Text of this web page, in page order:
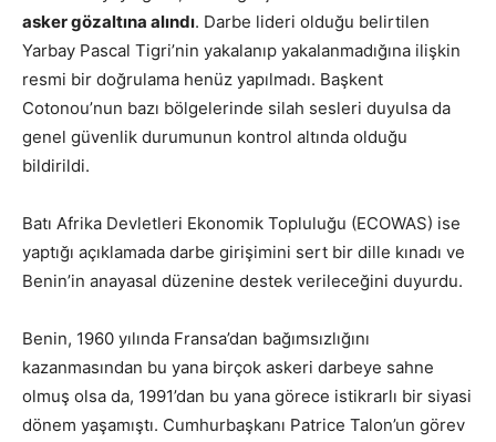
asker gözaltına alındı. Darbe lideri olduğu belirtilen
Yarbay Pascal Tigri’nin yakalanıp yakalanmadığına ilişkin
resmi bir doğrulama henüz yapılmadı. Başkent
Cotonou’nun bazı bölgelerinde silah sesleri duyulsa da
genel güvenlik durumunun kontrol altında olduğu
bildirildi.
Batı Afrika Devletleri Ekonomik Topluluğu (ECOWAS) ise
yaptığı açıklamada darbe girişimini sert bir dille kınadı ve
Benin’in anayasal düzenine destek verileceğini duyurdu.
Benin, 1960 yılında Fransa’dan bağımsızlığını
kazanmasından bu yana birçok askeri darbeye sahne
olmuş olsa da, 1991’dan bu yana görece istikrarlı bir siyasi
dönem yaşamıştı. Cumhurbaşkanı Patrice Talon’un görev